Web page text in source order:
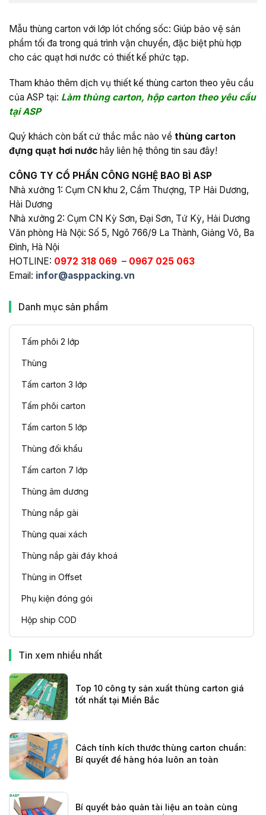
Danh mục sản phẩm
Tấm phôi 2 lớp
Thùng
Tấm carton 3 lớp
Tấm phôi carton
Tấm carton 5 lớp
Thùng đối khẩu
Tấm carton 7 lớp
Thùng âm dương
Thùng nắp gài
Thùng quai xách
Thùng nắp gài đáy khoá
Thùng in Offset
Phụ kiện đóng gói
Hộp ship COD
Tin xem nhiều nhất
Top 10 công ty sản xuất thùng carton giá
tốt nhất tại Miền Bắc
Cách tính kích thước thùng carton chuẩn:
Bí quyết để hàng hóa luôn an toàn
Bí quyết bảo quản tài liệu an toàn cùng
Mẫu thùng carton với lớp lót chống sốc: Giúp bảo vệ sản
phẩm tối đa trong quá trình vận chuyển, đặc biệt phù hợp
cho các quạt hơi nước có thiết kế phức tạp.
Tham khảo thêm dịch vụ thiết kế thùng carton theo yêu cầu
của ASP tại: Làm thùng carton, hộp carton theo yêu cầu
tại ASP
Quý khách còn bất cứ thắc mắc nào về thùng carton
đựng quạt hơi nước hãy liên hệ thông tin sau đây!
CÔNG TY CỔ PHẦN CÔNG NGHỆ BAO BÌ ASP
Nhà xưởng 1: Cụm CN khu 2, Cẩm Thượng, TP Hải Dương,
Hải Dương
Nhà xưởng 2: Cụm CN Kỳ Sơn, Đại Sơn, Tứ Kỳ, Hải Dương
Văn phòng Hà Nội: Số 5, Ngõ 766/9 La Thành, Giảng Võ, Ba
Đình, Hà Nội
HOTLINE: 0972 318 069 – 0967 025 063
Email: infor@asppacking.vn